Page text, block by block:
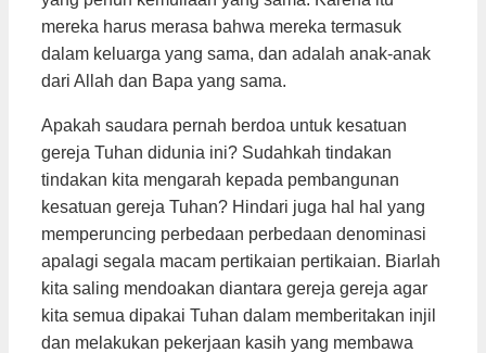
mereka harus merasa bahwa mereka termasuk
dalam keluarga yang sama, dan adalah anak-anak
dari Allah dan Bapa yang sama.
Apakah saudara pernah berdoa untuk kesatuan
gereja Tuhan didunia ini? Sudahkah tindakan
tindakan kita mengarah kepada pembangunan
kesatuan gereja Tuhan? Hindari juga hal hal yang
memperuncing perbedaan perbedaan denominasi
apalagi segala macam pertikaian pertikaian. Biarlah
kita saling mendoakan diantara gereja gereja agar
kita semua dipakai Tuhan dalam memberitakan injil
dan melakukan pekerjaan kasih yang membawa